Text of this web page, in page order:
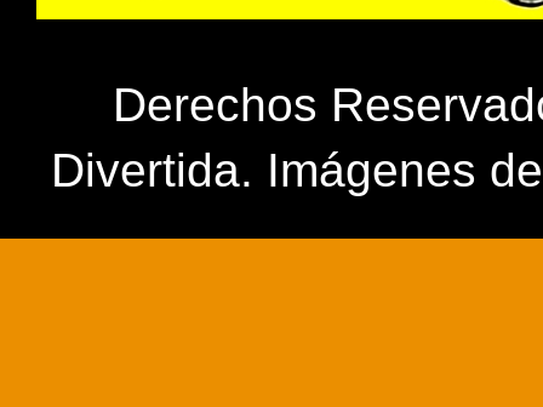
Derechos
Divertida. Imágenes